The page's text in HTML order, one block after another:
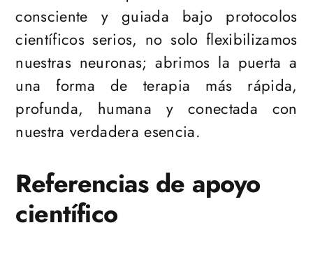
consciente y guiada bajo protocolos
científicos serios, no solo flexibilizamos
nuestras neuronas; abrimos la puerta a
una forma de terapia más rápida,
profunda, humana y conectada con
nuestra verdadera esencia.
Referencias de apoyo
científico